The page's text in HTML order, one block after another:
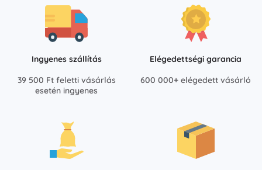
Ingyenes szállítás
39 500 Ft feletti vásárlás
esetén ingyenes
Elégedettségi garancia
600 000+ elégedett vásárló